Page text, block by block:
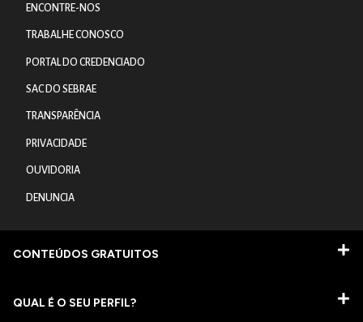
ENCONTRE-NOS
TRABALHE CONOSCO
PORTAL DO CREDENCIADO
SAC DO SEBRAE
TRANSPARÊNCIA
PRIVACIDADE
OUVIDORIA
DENUNCIA
CONTEÚDOS GRATUITOS
QUAL É O SEU PERFIL?